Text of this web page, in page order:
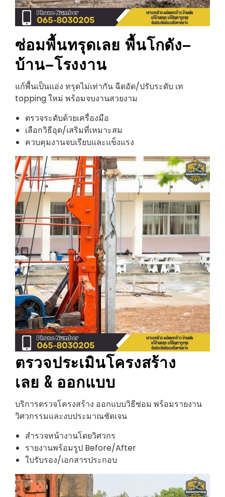
ซ่อมพื้นทรุดเลย พื้นโกดัง–
บ้าน–โรงงาน
แก้พื้นเป็นแอ่ง ทรุดไม่เท่ากัน ฉีดอัด/ปรับระดับ เท
topping ใหม่ พร้อมจบงานสวยงาม
ตรวจระดับด้วยเครื่องมือ
เลือกวิธีอุด/เสริมที่เหมาะสม
ควบคุมงานจบเรียบและแข็งแรง
ตรวจประเมินโครงสร้าง
เลย & ออกแบบ
บริการตรวจโครงสร้าง ออกแบบวิธีซ่อม พร้อมรายงาน
วิศวกรรมและงบประมาณชัดเจน
สำรวจหน้างานโดยวิศวกร
รายงานพร้อมรูป Before/After
ใบรับรอง/เอกสารประกอบ